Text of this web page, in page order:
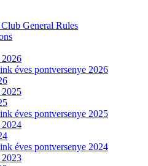
General Rules
2026
éves pontversenye 2026
2025
éves pontversenye 2025
2024
éves pontversenye 2024
2023